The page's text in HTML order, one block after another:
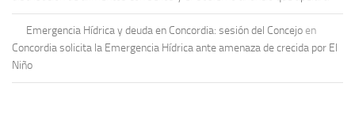
Emergencia Hídrica y deuda en Concordia: sesión del Concejo en
Concordia solicita la Emergencia Hídrica ante amenaza de crecida por El
Niño